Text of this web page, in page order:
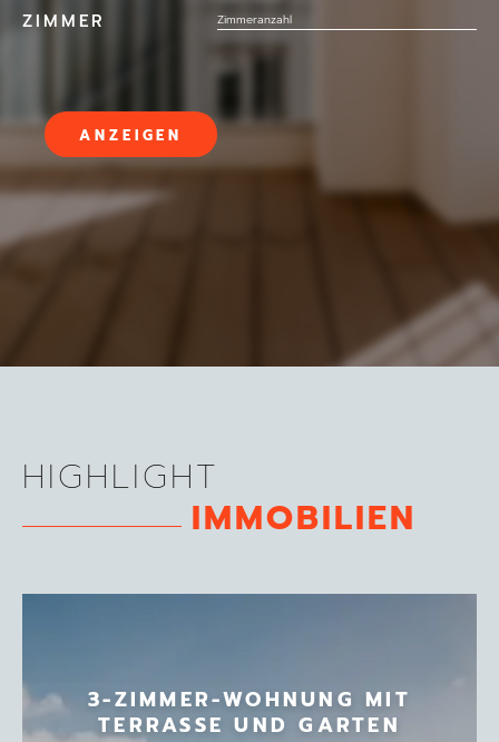
ZIMMER
ANZEIGEN
HIGHLIGHT
IMMOBILIEN
3-ZIMMER-WOHNUNG MIT
TERRASSE UND GARTEN